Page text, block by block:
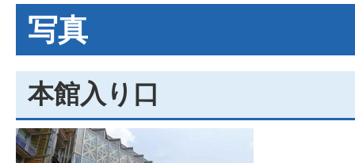
写真
本館入り口